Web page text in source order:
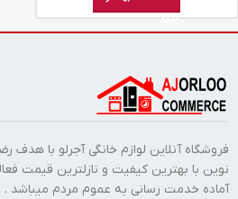
فروشگاه آنلاین لوازم خانگی آجرلو با
نوین با بهترین کیفیت و نازلترین قیمت
آماده خدمت رسانی به عموم مردم میباشد .